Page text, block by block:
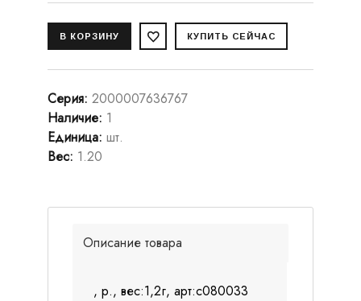
Серия: 2000007636767
Наличие: 1
Единица: шт.
Вес: 1.20
Описание товара
, р., вес:1,2г, арт:с080033